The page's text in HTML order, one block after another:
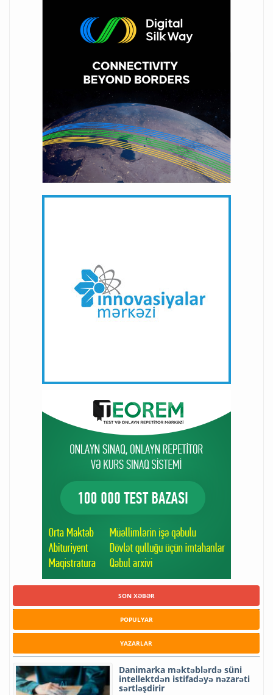
SON XƏBƏR
POPULYAR
YAZARLAR
Danimarka məktəblərdə süni
intellektdən istifadəyə nəzarəti
sərtləşdirir